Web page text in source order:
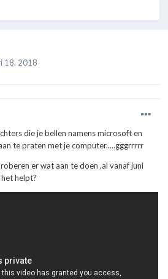
18, 2018
die je bellen namens microsoft en
te praten met je computer.....gggrrrrr
er wat aan te doen ,al vanaf juni
helpt?